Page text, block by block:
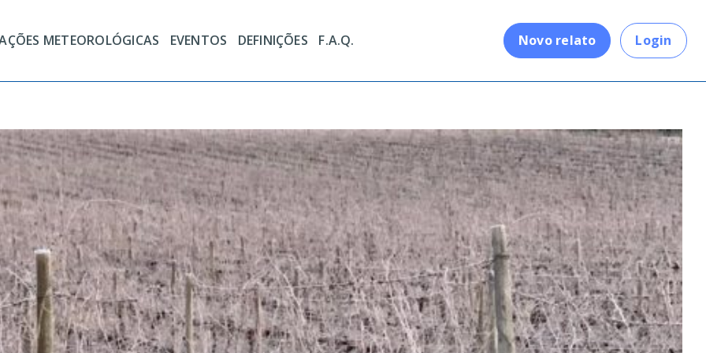
METEOROLÓGICAS EVENTOS DEFINIÇÕES F.A.Q. Novo relato Login